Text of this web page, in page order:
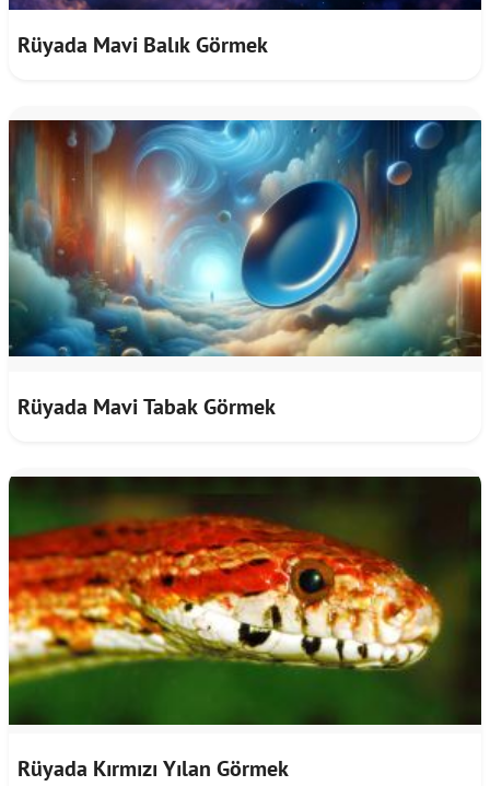
Rüyada Mavi Balık Görmek
Rüyada Mavi Tabak Görmek
Rüyada Kırmızı Yılan Görmek